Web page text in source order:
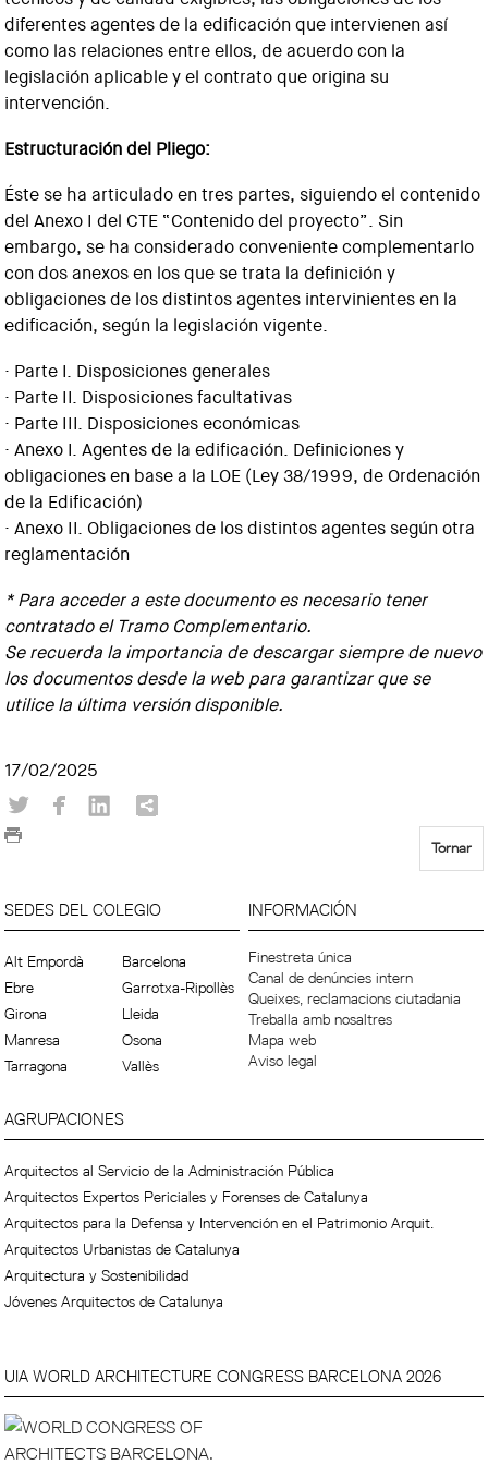
diferentes agentes de la edificación que intervienen así
como las relaciones entre ellos, de acuerdo con la
legislación aplicable y el contrato que origina su
intervención.
Estructuración del Pliego:
Éste se ha articulado en tres partes, siguiendo el contenido
del Anexo I del CTE “Contenido del proyecto”. Sin
embargo, se ha considerado conveniente complementarlo
con dos anexos en los que se trata la definición y
obligaciones de los distintos agentes intervinientes en la
edificación, según la legislación vigente.
· Parte I. Disposiciones generales
· Parte II. Disposiciones facultativas
· Parte III. Disposiciones económicas
· Anexo I. Agentes de la edificación. Definiciones y
obligaciones en base a la LOE (Ley 38/1999, de Ordenación
de la Edificación)
· Anexo II. Obligaciones de los distintos agentes según otra
reglamentación
* Para acceder a este documento es necesario tener
contratado el Tramo Complementario.
Se recuerda la importancia de descargar siempre de nuevo
los documentos desde la web para garantizar que se
utilice la última versión disponible.
17/02/2025
Tornar
SEDES DEL COLEGIO
Alt Empordà
Barcelona
Ebre
Garrotxa-Ripollès
Girona
Lleida
Manresa
Osona
Tarragona
Vallès
INFORMACIÓN
Finestreta única
Canal de denúncies intern
Queixes, reclamacions ciutadania
Treballa amb nosaltres
Mapa web
Aviso legal
AGRUPACIONES
Arquitectos al Servicio de la Administración Pública
Arquitectos Expertos Periciales y Forenses de Catalunya
Arquitectos para la Defensa y Intervención en el Patrimonio Arquit.
Arquitectos Urbanistas de Catalunya
Arquitectura y Sostenibilidad
Jóvenes Arquitectos de Catalunya
UIA WORLD ARCHITECTURE CONGRESS BARCELONA 2026